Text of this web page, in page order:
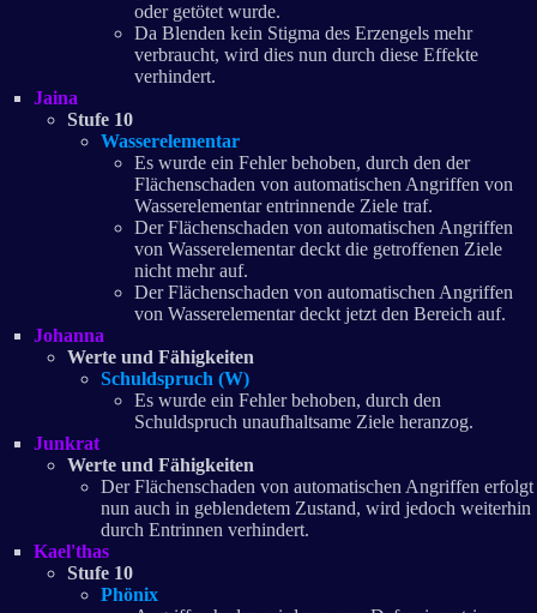
oder getötet wurde.
Da Blenden kein Stigma des Erzengels mehr
verbraucht, wird dies nun durch diese Effekte
verhindert.
Jaina
Stufe 10
Wasserelementar
Es wurde ein Fehler behoben, durch den der
Flächenschaden von automatischen Angriffen von
Wasserelementar entrinnende Ziele traf.
Der Flächenschaden von automatischen Angriffen
von Wasserelementar deckt die getroffenen Ziele
nicht mehr auf.
Der Flächenschaden von automatischen Angriffen
von Wasserelementar deckt jetzt den Bereich auf.
Johanna
Werte und Fähigkeiten
Schuldspruch (W)
Es wurde ein Fehler behoben, durch den
Schuldspruch unaufhaltsame Ziele heranzog.
Junkrat
Werte und Fähigkeiten
Der Flächenschaden von automatischen Angriffen erfolgt
nun auch in geblendetem Zustand, wird jedoch weiterhin
durch Entrinnen verhindert.
Kael'thas
Stufe 10
Phönix